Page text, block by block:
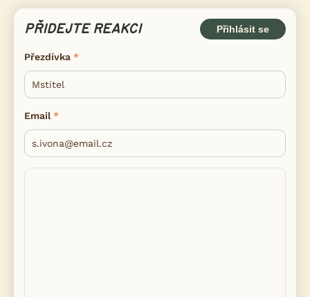
PŘIDEJTE REAKCI Přihlásit se
Přezdívka
Email